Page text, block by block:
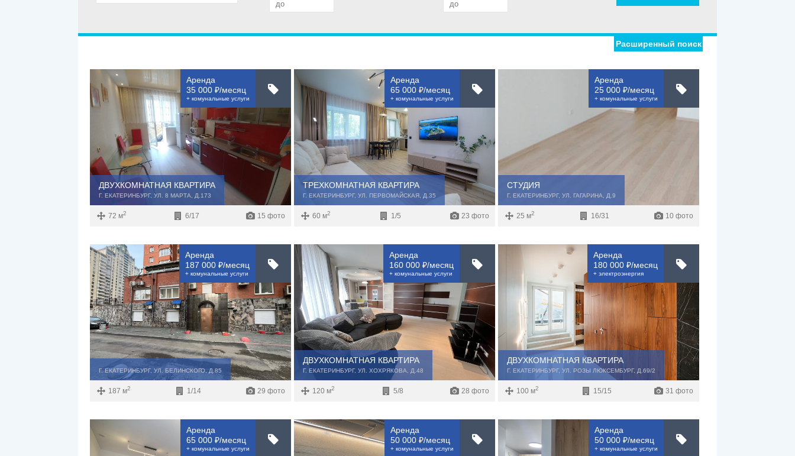
Дата публикации
Номер объекта
Площадь кухни
—
Балконов
Лоджий
Этажность
Не первый
Не последний
Мебель
Холодильник
Стиральная
машина
С фото
Расширенный поиск
Аренда
35 000 ₽/месяц
+ комунальные услуги
ДВУХКОМНАТНАЯ КВАРТИРА
Г. ЕКАТЕРИНБУРГ, УЛ. 8 МАРТА, Д.173
72 м2 6/17 15 фото
Аренда
65 000 ₽/месяц
+ комунальные услуги
ТРЕХКОМНАТНАЯ КВАРТИРА
Г. ЕКАТЕРИНБУРГ, УЛ. ПЕРВОМАЙСКАЯ, Д.35
60 м2 1/5 23 фото
Аренда
25 000 ₽/месяц
+ комунальные услуги
СТУДИЯ
Г. ЕКАТЕРИНБУРГ, УЛ. ГАГАРИНА, Д.9
25 м2 16/31 10 фото
Аренда
187 000 ₽/месяц
+ комунальные услуги
Г. ЕКАТЕРИНБУРГ, УЛ. БЕЛИНСКОГО, Д.85
187 м2 1/14 29 фото
Аренда
160 000 ₽/месяц
+ комунальные услуги
ДВУХКОМНАТНАЯ КВАРТИРА
Г. ЕКАТЕРИНБУРГ, УЛ. ХОХРЯКОВА, Д.48
120 м2 5/8 28 фото
Аренда
180 000 ₽/месяц
+ электроэнергия
ДВУХКОМНАТНАЯ КВАРТИРА
Г. ЕКАТЕРИНБУРГ, УЛ. РОЗЫ ЛЮКСЕМБУРГ, Д.69/2
100 м2 15/15 31 фото
Аренда
65 000 ₽/месяц
+ комунальные услуги
Аренда
50 000 ₽/месяц
+ комунальные услуги
Аренда
50 000 ₽/месяц
+ комунальные услуги